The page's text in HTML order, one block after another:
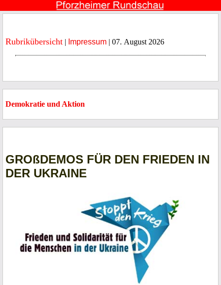
Rubrikübersicht | Impressum | 07. August 2026
Demokratie und Aktion
GROßDEMOS FÜR DEN FRIEDEN IN
DER UKRAINE